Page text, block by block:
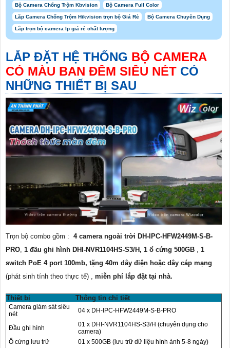
Bộ Camera Chống Trộm Kbvision Bộ Camera Full Color
Lắp Camera Chống Trộm Hikvision trọn bộ Giá Rẻ Bộ Camera Chuyên Dụng
Lắp trọn bộ camera Ip giá rẻ chất lượng
LẮP ĐẶT HỆ THỐNG BỘ CAMERA
CÓ MÀU BAN ĐÊM SIÊU NÉT CÓ
NHỮNG THIẾT BỊ SAU
Trọn bộ combo gồm : 4 camera ngoài trời DH-IPC-HFW2449M-S-B-
PRO, 1 đầu ghi hình DHI-NVR1104HS-S3/H, 1 ổ cứng 500GB , 1
switch PoE 4 port 100mb, tặng 40m dây điện hoặc dây cáp mạng
(phát sinh tính theo thực tế) , miễn phí lắp đặt tại nhà.
Thiết bị Thông tin chi tiết
Camera giám sát siêu
nét
04 x DH-IPC-HFW2449M-S-B-PRO
Đầu ghi hình
01 x DHI-NVR1104HS-S3/H (chuyên dụng cho
camera)
Ổ cứng lưu trữ
01 x 500GB (lưu trữ dữ liệu hình ảnh 5-8 ngày)